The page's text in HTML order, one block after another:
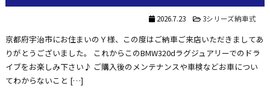
2026.7.23 3シリーズ納車式
京都府宇治市にお住まいのＹ様、この度はご納車ご来店いただきましてあ
りがとうございました。 これからこのBMW320dラグジュアリーでのドラ
イブをお楽しみ下さい♪ ご購入後のメンテナンスや車検などお車につい
てわからないこと […]